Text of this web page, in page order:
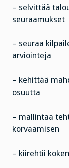
– selvittää
seuraamukset
– seuraa
arviointeja
– kehittää
osuutta
– mallintaa
korvaamisen
– kiirehtii